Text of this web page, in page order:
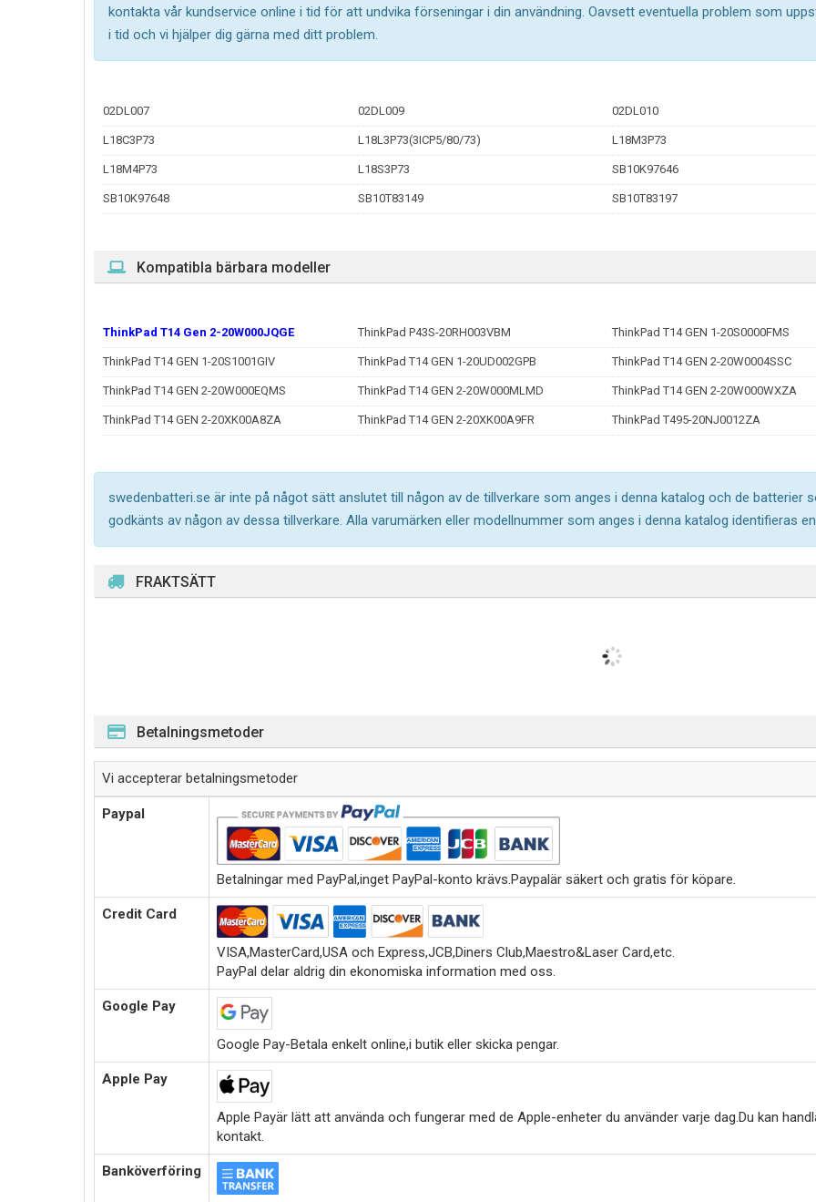
kontakta vår kundservice online i tid för att undvika förseningar i din användning. Oavsett eventuella problem som
i tid och vi hjälper dig gärna med ditt problem.
02DL007 02DL009 02DL010
L18C3P73 L18L3P73(3ICP5/80/73) L18M3P73
L18M4P73 L18S3P73 SB10K97646
SB10K97648 SB10T83149 SB10T83197
Kompatibla bärbara modeller
ThinkPad T14 Gen 2-20W000JQGE ThinkPad P43S-20RH003VBM ThinkPad T14 GEN 1-20S0000FMS
ThinkPad T14 GEN 1-20S1001GIV ThinkPad T14 GEN 1-20UD002GPB ThinkPad T14 GEN 2-20W0004SSC
ThinkPad T14 GEN 2-20W000EQMS ThinkPad T14 GEN 2-20W000MLMD ThinkPad T14 GEN 2-20W000WXZA
ThinkPad T14 GEN 2-20XK00A8ZA ThinkPad T14 GEN 2-20XK00A9FR ThinkPad T495-20NJ0012ZA
swedenbatteri.se är inte på något sätt anslutet till någon av de tillverkare som anges i denna katalog och de batterier
godkänts av någon av dessa tillverkare. Alla varumärken eller modellnummer som anges i denna katalog identifieras
FRAKTSÄTT
Betalningsmetoder
Vi accepterar betalningsmetoder
Paypal
Betalningar med PayPal,inget PayPal-konto krävs.Paypalär säkert och gratis för köpare.
Credit Card
VISA,MasterCard,USA och Express,JCB,Diners Club,Maestro&Laser Card,etc.
PayPal delar aldrig din ekonomiska information med oss.
Google Pay
Google Pay-Betala enkelt online,i butik eller skicka pengar.
Apple Pay
Apple Payär lätt att använda och fungerar med de Apple-enheter du använder varje dag.Du kan
kontakt.
Banköverföring